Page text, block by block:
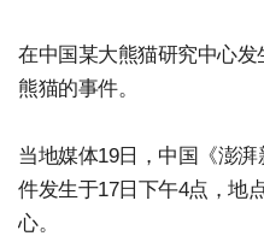
在中国某大熊猫研究中心
熊猫的事件。
当地媒体19日，中国《澎
件发生于17日下午4点，地
心。